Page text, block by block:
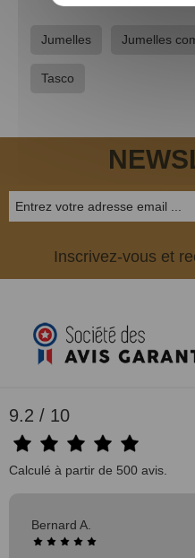
Jumelles Jumelles
Tasco
Inscrivez-vous et
9.2 / 10
Calculé à partir de 500 avis.
Bernard A.